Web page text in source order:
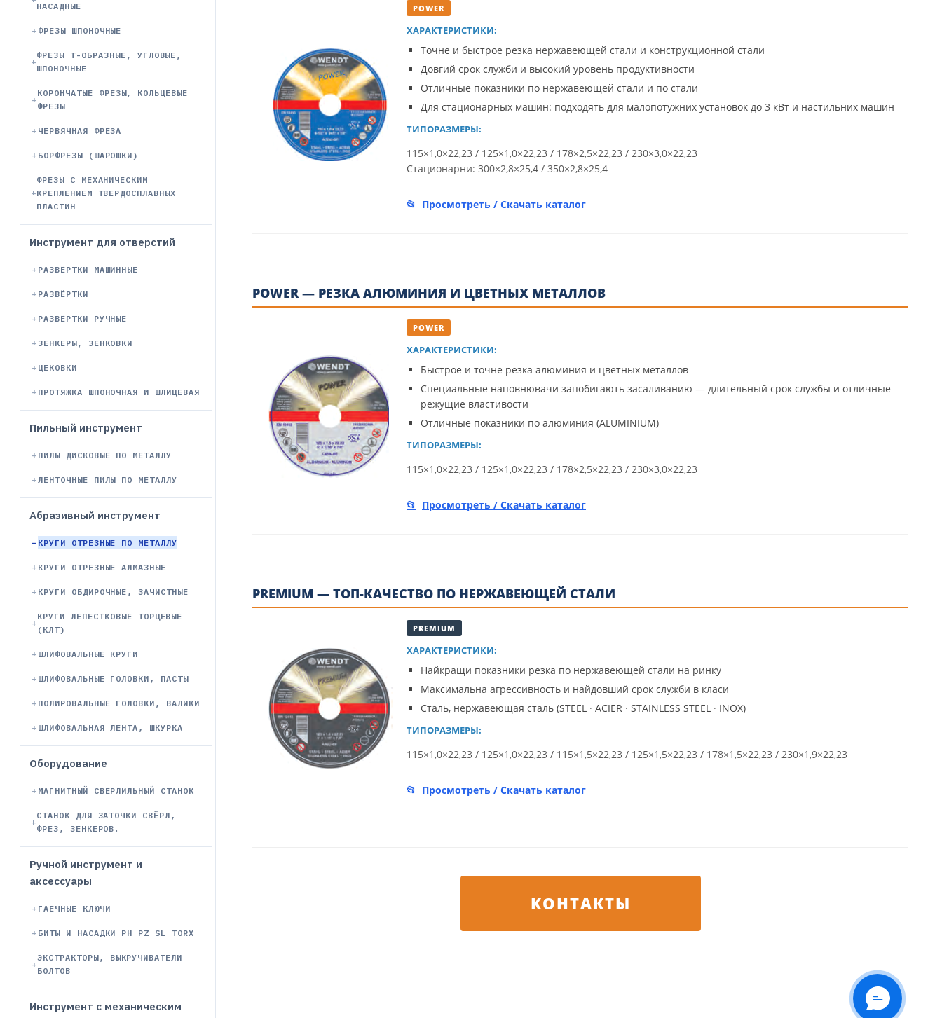
НАСАДНЫЕ
ФРЕЗЫ ШПОНОЧНЫЕ
ФРЕЗЫ Т-ОБРАЗНЫЕ, УГЛОВЫЕ,
ШПОНОЧНЫЕ
КОРОНЧАТЫЕ ФРЕЗЫ, КОЛЬЦЕВЫЕ
ФРЕЗЫ
ЧЕРВЯЧНАЯ ФРЕЗА
БОРФРЕЗЫ (ШАРОШКИ)
ФРЕЗЫ С МЕХАНИЧЕСКИМ
КРЕПЛЕНИЕМ ТВЕРДОСПЛАВНЫХ
ПЛАСТИН
Инструмент для отверстий
РАЗВЁРТКИ МАШИННЫЕ
РАЗВЁРТКИ
РАЗВЁРТКИ РУЧНЫЕ
ЗЕНКЕРЫ, ЗЕНКОВКИ
ЦЕКОВКИ
ПРОТЯЖКА ШПОНОЧНАЯ И ШЛИЦЕВАЯ
Пильный инструмент
ПИЛЫ ДИСКОВЫЕ ПО МЕТАЛЛУ
ЛЕНТОЧНЫЕ ПИЛЫ ПО МЕТАЛЛУ
Абразивный инструмент
КРУГИ ОТРЕЗНЫЕ ПО МЕТАЛЛУ
КРУГИ ОТРЕЗНЫЕ АЛМАЗНЫЕ
КРУГИ ОБДИРОЧНЫЕ, ЗАЧИСТНЫЕ
КРУГИ ЛЕПЕСТКОВЫЕ ТОРЦЕВЫЕ
(КЛТ)
ШЛИФОВАЛЬНЫЕ КРУГИ
ШЛИФОВАЛЬНЫЕ ГОЛОВКИ, ПАСТЫ
ПОЛИРОВАЛЬНЫЕ ГОЛОВКИ, ВАЛИКИ
ШЛИФОВАЛЬНАЯ ЛЕНТА, ШКУРКА
Оборудование
МАГНИТНЫЙ СВЕРЛИЛЬНЫЙ СТАНОК
СТАНОК ДЛЯ ЗАТОЧКИ СВЁРЛ,
ФРЕЗ, ЗЕНКЕРОВ.
Ручной инструмент и
аксессуары
ГАЕЧНЫЕ КЛЮЧИ
БИТЫ И НАСАДКИ PH PZ SL TORX
ЭКСТРАКТОРЫ, ВЫКРУЧИВАТЕЛИ
БОЛТОВ
Инструмент с механическим
POWER
ХАРАКТЕРИСТИКИ:
Точне и быстрое резка нержавеющей стали и конструкционной стали
Довгий срок служби и высокий уровень продуктивности
Отличные показники по нержавеющей стали и по стали
Для стационарных машин: подходять для малопотужних установок до 3 кВт и настильних машин
ТИПОРАЗМЕРЫ:
115×1,0×22,23 / 125×1,0×22,23 / 178×2,5×22,23 / 230×3,0×22,23
Стационарни: 300×2,8×25,4 / 350×2,8×25,4
Просмотреть / Скачать каталог
POWER — РЕЗКА АЛЮМИНИЯ И ЦВЕТНЫХ МЕТАЛЛОВ
POWER
ХАРАКТЕРИСТИКИ:
Быстрое и точне резка алюминия и цветных металлов
Специальные наповнювачи запобигають засаливанию — длительный срок службы и отличные
режущие властивости
Отличные показники по алюминия (ALUMINIUM)
ТИПОРАЗМЕРЫ:
115×1,0×22,23 / 125×1,0×22,23 / 178×2,5×22,23 / 230×3,0×22,23
Просмотреть / Скачать каталог
PREMIUM — ТОП-КАЧЕСТВО ПО НЕРЖАВЕЮЩЕЙ СТАЛИ
PREMIUM
ХАРАКТЕРИСТИКИ:
Найкращи показники резка по нержавеющей стали на ринку
Максимальна агрессивность и найдовший срок служби в класи
Сталь, нержавеющая сталь (STEEL · ACIER · STAINLESS STEEL · INOX)
ТИПОРАЗМЕРЫ:
115×1,0×22,23 / 125×1,0×22,23 / 115×1,5×22,23 / 125×1,5×22,23 / 178×1,5×22,23 / 230×1,9×22,23
Просмотреть / Скачать каталог
КОНТАКТЫ